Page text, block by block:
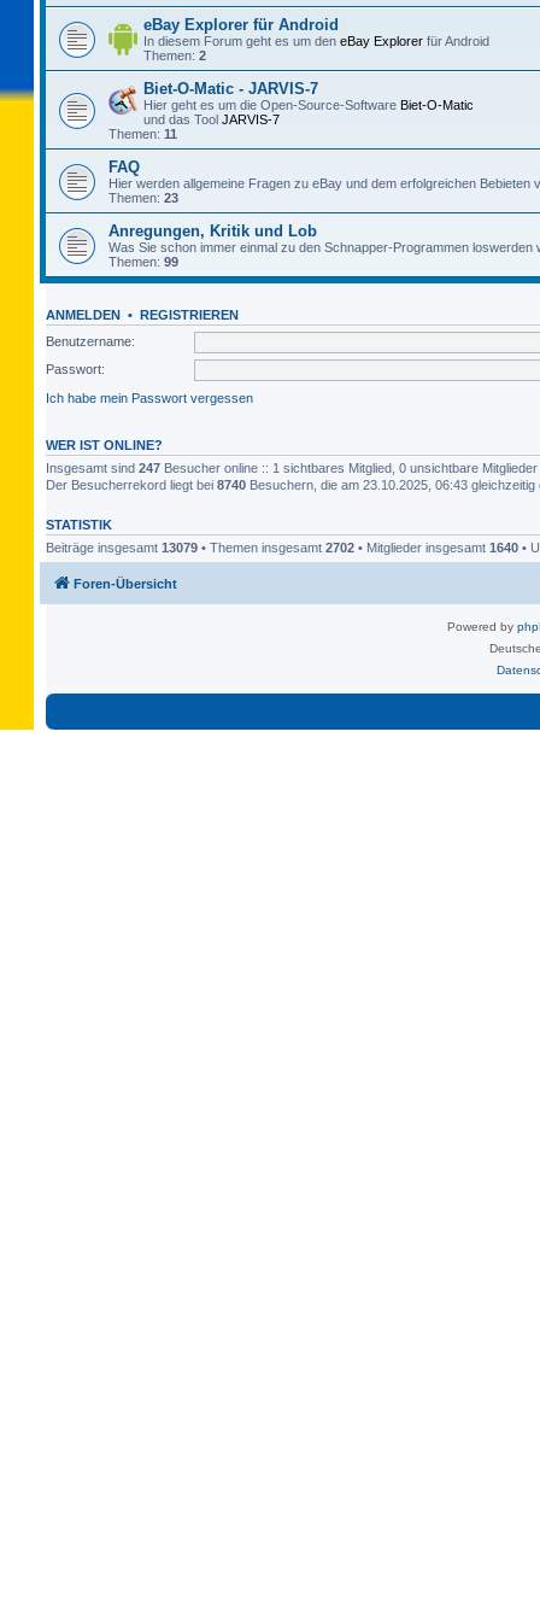
eBay Explorer für Android
In diesem Forum geht es um den eBay Explorer für Android
Themen: 2
Biet-O-Matic - JARVIS-7
Hier geht es um die Open-Source-Software Biet-O-Matic
und das Tool JARVIS-7
Themen: 11
FAQ
Hier werden allgemeine Fragen zu eBay und dem erfolgreichen Bebieten
Themen: 23
Anregungen, Kritik und Lob
Was Sie schon immer einmal zu den Schnapper-Programmen loswerden
Themen: 99
ANMELDEN • REGISTRIEREN
Benutzername:
Passwort:
Ich habe mein Passwort vergessen
WER IST ONLINE?
Insgesamt sind 247 Besucher online :: 1 sichtbares Mitglied, 0 unsichtbare
Der Besucherrekord liegt bei 8740 Besuchern, die am 23.10.2025, 06:43 gleichzeitig
STATISTIK
Beiträge insgesamt 13079 • Themen insgesamt 2702 • Mitglieder insgesamt 1640 •
Foren-Übersicht
Powered by